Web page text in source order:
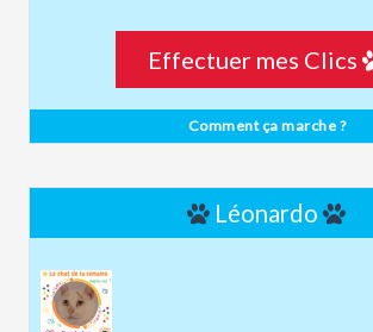
Effectuer mes Clics
Comment ça marche ?
Léonardo